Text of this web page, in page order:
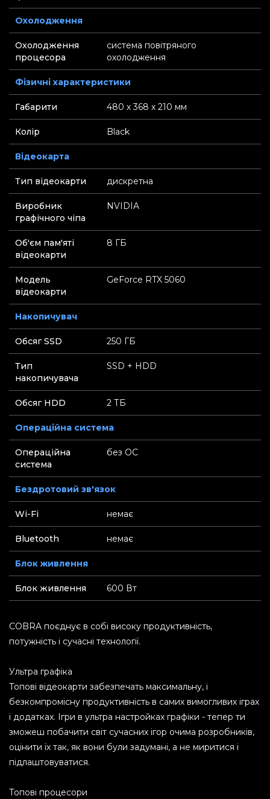
Охолодження
Охолодження
процесора
система повітряного
охолодження
Фізичні характеристики
Габарити 480 х 368 х 210 мм
Колір Black
Відеокарта
Тип відеокарти дискретна
Виробник
графічного чіпа
NVIDIA
Об'єм пам'яті
відеокарти
8 ГБ
Модель
відеокарти
GeForce RTX 5060
Накопичувач
Обсяг SSD 250 ГБ
Тип
накопичувача
SSD + HDD
Обсяг HDD 2 ТБ
Операційна система
Операційна
система
без ОС
Бездротовий зв'язок
Wi-Fi немає
Bluetooth немає
Блок живлення
Блок живлення 600 Вт
COBRA поєднує в собі високу продуктивність,
потужність і сучасні технології.
Ультра графіка
Топові відеокарти забезпечать максимальну, і
безкомпромісну продуктивність в самих вимогливих іграх
і додатках. Ігри в ультра настройках графіки - тепер ти
зможеш побачити світ сучасних ігор очима розробників,
оцінити їх так, як вони були задумані, а не миритися і
підлаштовуватися.
Топові процесори